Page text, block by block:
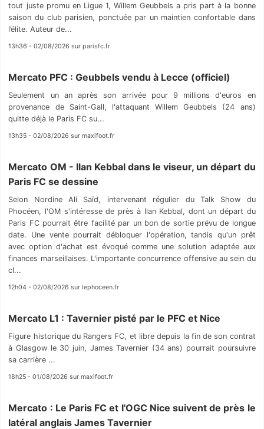
tout juste promu en Ligue 1, Willem Geubbels a pris part à la bonne
saison du club parisien, ponctuée par un maintien confortable dans
l’élite. Auteur de...
13h36 - 02/08/2026 sur parisfc.fr
Mercato PFC : Geubbels vendu à Lecce (officiel)
Seulement un an après son arrivée pour 9 millions d'euros en
provenance de Saint-Gall, l'attaquant Willem Geubbels (24 ans)
quitte déjà le Paris FC su...
13h35 - 02/08/2026 sur maxifoot.fr
Mercato OM - Ilan Kebbal dans le viseur, un départ du
Paris FC se dessine
Selon Nordine Ali Saïd, intervenant régulier du Talk Show du
Phocéen, l'OM s'intéresse de près à Ilan Kebbal, dont un départ du
Paris FC pourrait être facilité par un bon de sortie prévu de longue
date. Une vente pourrait débloquer l'opération, tandis qu'un prêt
avec option d'achat est évoqué comme une solution adaptée aux
finances marseillaises. L'importante concurrence offensive au sein du
cl...
12h04 - 02/08/2026 sur lephoceen.fr
Mercato L1 : Tavernier pisté par le PFC et Nice
Figure historique du Rangers FC, et libre depuis la fin de son contrat
à Glasgow le 30 juin, James Tavernier (34 ans) pourrait poursuivre
sa carrière ...
18h25 - 01/08/2026 sur maxifoot.fr
Mercato : Le Paris FC et l'OGC Nice suivent de près le
latéral anglais James Tavernier